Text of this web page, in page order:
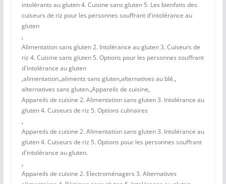
intolérants au gluten 4. Cuisine sans gluten 5. Les bienfaits des
cuiseurs de riz pour les personnes souffrant d'intolérance au
gluten
,
Alimentation sans gluten 2. Intolérance au gluten 3. Cuiseurs de
riz 4. Cuisine sans gluten 5. Options pour les personnes souffrant
d'intolérance au gluten
,alimentation.,aliments sans gluten,alternatives au blé.,
alternatives sans gluten.,Appareils de cuisine,
Appareils de cuisine 2. Alimentation sans gluten 3. Intolérance au
gluten 4. Cuiseurs de riz 5. Options culinaires
,
Appareils de cuisine 2. Alimentation sans gluten 3. Intolérance au
gluten 4. Cuiseurs de riz 5. Options pour les personnes souffrant
d'intolérance au gluten.
,
Appareils de cuisine 2. Electroménagers 3. Alternatives